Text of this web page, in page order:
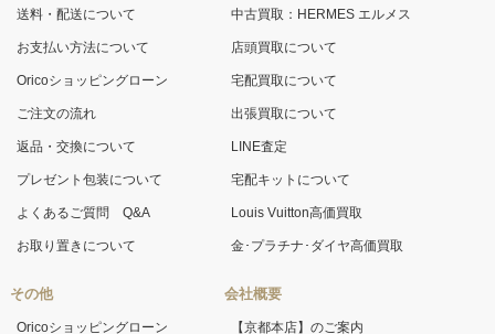
送料・配送について
お支払い方法について
Oricoショッピングローン
ご注文の流れ
返品・交換について
プレゼント包装について
よくあるご質問 Q&A
お取り置きについて
その他
Oricoショッピングローン
中古買取：HERMES エルメス
店頭買取について
宅配買取について
出張買取について
LINE査定
宅配キットについて
Louis Vuitton高価買取
金･プラチナ･ダイヤ高価買取
会社概要
【京都本店】のご案内